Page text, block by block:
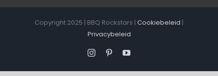
Copyright 2025 | BBQ Rockstars | Cookiebeleid |
Privacybeleid
InstagramPinterestYouTube